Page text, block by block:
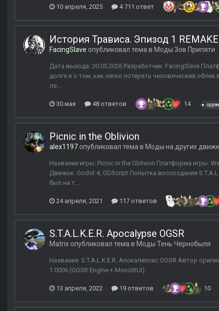
10 апреля, 2025 4 711 ответ
История Трависа. Эпизод 1 REMAKE
FacingSlave опубликовал тема в Моды Зов Припяти
Дата выхода: 30.05.2026 Разработчик: FacingSlave
долге и о том, как легко потерять человеческий
ле...
30 мая 48 ответов 14
Picnic in the Oblivion
alex1197 опубликовал тема в Моды на других
Название игры: Picnic in the Oblivion Платформа игры:
Движок: Godot 4, GDScript Попытка воссоздания
был на т...
24 апреля, 2021 117 ответов
S.T.A.L.K.E.R. Apocalypse OGSR
Matrix опубликовал тема в Моды Тень Чернобыля
Название: S.T.A.L.K.E.R. Апокалипсис OGSR Автор
1.0006 (OGSR Engine + MonolitUI)
13 апреля, 2022 19 ответов 10